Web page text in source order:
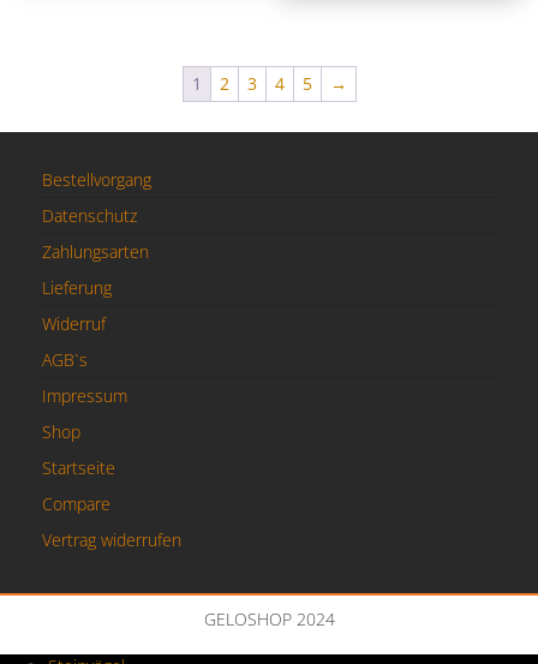
1 2 3 4 5 →
Bestellvorgang
Datenschutz
Zahlungsarten
Lieferung
Widerruf
AGB`s
Impressum
Shop
Startseite
Compare
Vertrag widerrufen
GELOSHOP 2024